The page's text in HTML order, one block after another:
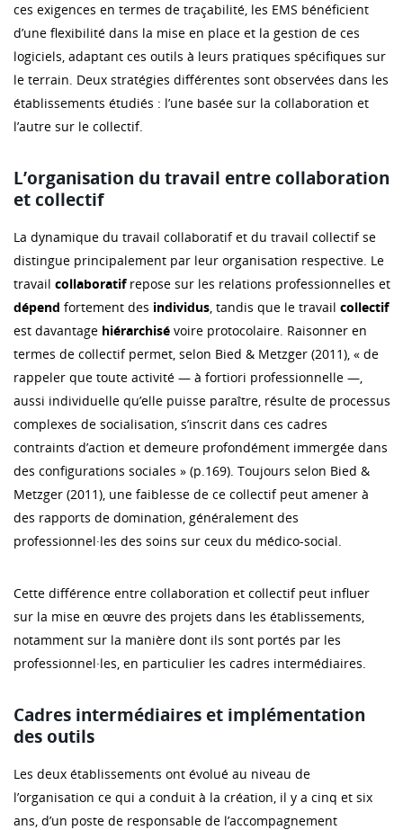
ces exigences en termes de traçabilité, les EMS bénéficient
d’une flexibilité dans la mise en place et la gestion de ces
logiciels, adaptant ces outils à leurs pratiques spécifiques sur
le terrain. Deux stratégies différentes sont observées dans les
établissements étudiés : l’une basée sur la collaboration et
l’autre sur le collectif.
L’organisation du travail entre collaboration
et collectif
La dynamique du travail collaboratif et du travail collectif se
distingue principalement par leur organisation respective. Le
travail collaboratif repose sur les relations professionnelles et
dépend fortement des individus, tandis que le travail collectif
est davantage hiérarchisé voire protocolaire. Raisonner en
termes de collectif permet, selon Bied & Metzger (2011), « de
rappeler que toute activité — à fortiori professionnelle —,
aussi individuelle qu’elle puisse paraître, résulte de processus
complexes de socialisation, s’inscrit dans ces cadres
contraints d’action et demeure profondément immergée dans
des configurations sociales » (p.169). Toujours selon Bied &
Metzger (2011), une faiblesse de ce collectif peut amener à
des rapports de domination, généralement des
professionnel·les des soins sur ceux du médico-social.
Cette différence entre collaboration et collectif peut influer
sur la mise en œuvre des projets dans les établissements,
notamment sur la manière dont ils sont portés par les
professionnel·les, en particulier les cadres intermédiaires.
Cadres intermédiaires et implémentation
des outils
Les deux établissements ont évolué au niveau de
l’organisation ce qui a conduit à la création, il y a cinq et six
ans, d’un poste de responsable de l’accompagnement